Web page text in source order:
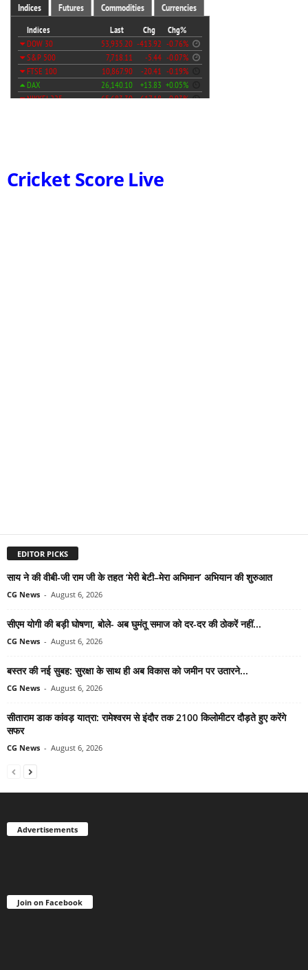
Cricket Score Live
EDITOR PICKS
साय ने की वीबी-जी राम जी के तहत ‘मेरी बेटी–मेरा अभिमान’ अभियान की शुरुआत
CG News - August 6, 2026
सीएम योगी की बड़ी घोषणा, बोले- अब घुमंतू समाज को दर-दर की ठोकरें नहीं...
CG News - August 6, 2026
बस्तर की नई सुबह: सुरक्षा के साथ ही अब विकास को जमीन पर उतारने...
CG News - August 6, 2026
सीताराम डाक कांवड़ यात्रा: रामेश्वरम से इंदौर तक 2100 किलोमीटर दौड़ते हुए करेंगे
सफर
CG News - August 6, 2026
Advertisements
Join on Facebook